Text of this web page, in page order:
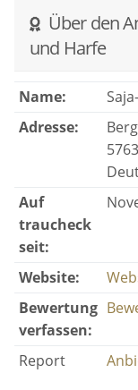
Über den
und Harfe
Name:
Adresse:
Auf
traucheck
seit:
Website:
Bewertung
verfassen:
Report